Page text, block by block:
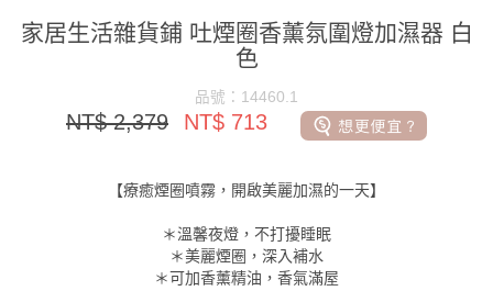
家居生活雜貨鋪 吐煙圈香薰氛圍燈加濕器 白
色
品號：14460.1
NT$ 2,379 NT$ 713
【療癒煙圈噴霧，開啟美麗加濕的一天】
＊溫馨夜燈，不打擾睡眠
＊美麗煙圈，深入補水
＊可加香薰精油，香氣滿屋